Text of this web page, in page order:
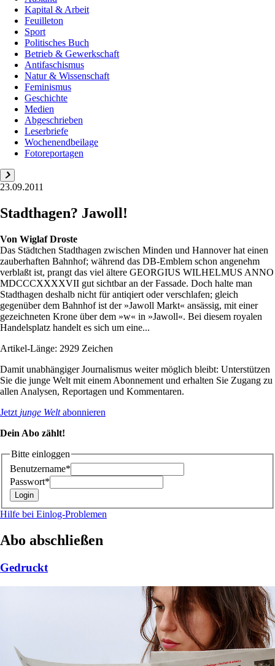
Kapital & Arbeit
Feuilleton
Sport
Politisches Buch
Betrieb & Gewerkschaft
Antifaschismus
Natur & Wissenschaft
Feminismus
Geschichte
Medien
Abgeschrieben
Leserbriefe
Wochenendbeilage
Fotoreportagen
23.09.2011
Stadthagen? Jawoll!
Von Wiglaf Droste
Das Städtchen Stadthagen zwischen Minden und Hannover hat einen
zauberhaften Bahnhof; während das DB-Emblem schon angenehm
verblaßt ist, prangt das viel ältere GEORGIUS WILHELMUS ANNO
MDCCCXXXXVII gut sichtbar an der Fassade. Doch halte man
Stadthagen deshalb nicht für antiqiert oder verschlafen; gleich
gegenüber dem Bahnhof ist der »Jawoll Markt« ansässig, mit einer
gezeichneten Krone über dem »w« in »Jawoll«. Bei diesem royalen
Handelsplatz handelt es sich um eine...
Artikel-Länge: 2929 Zeichen
Damit unabhängiger Journalismus weiter möglich bleibt: Unterstützen
Sie die junge Welt mit einem Abonnement und erhalten Sie Zugang zu
allen Analysen, Reportagen und Kommentaren.
Jetzt junge Weltabonnieren
Dein Abo zählt!
Bitte einloggen
Benutzername*
Passwort*
Hilfe bei Einlog-Problemen
Abo abschließen
Gedruckt